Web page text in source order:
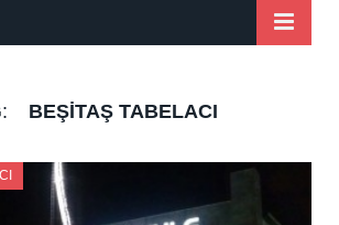
BEŞITAŞ TABELACI